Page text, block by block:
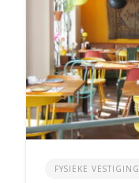
FYSIEKE VESTIGING